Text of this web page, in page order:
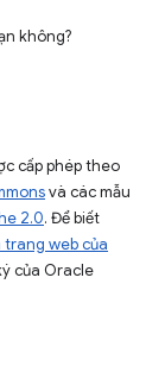
không?
cấp phép theo
và các mẫu
2.0. Để biết
trang web của
của Oracle